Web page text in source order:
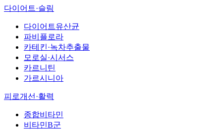
다이어트·슬림
다이어트유산균
파비플로라
카테킨·녹차추출물
모로실·시서스
카르니틴
가르시니아
피로개선·활력
종합비타민
비타민B군